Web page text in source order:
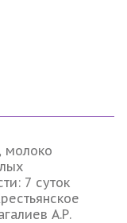
молоко
7 суток
А.Р.